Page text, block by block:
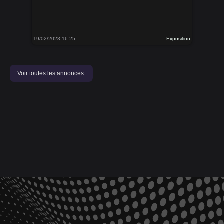
19/02/2023 16:25 Exposition
Voir toutes les annonces.